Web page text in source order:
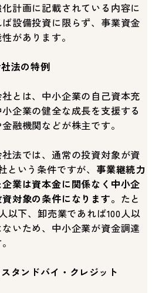
計画に記載されている内容に
設備投資に限らず、事業資金
があります。
法の特例
とは、中小企業の自己資本充
企業の健全な成長を支援する
融機関などが株主です。
法では、通常の投資対象が資
いう条件ですが、 事業継続力
業は資本金に関係なく中小企
対象の条件になります。 たと
以下、卸売業であれば100人以
いため、中小企業が資金調達
タンドバイ・クレジット